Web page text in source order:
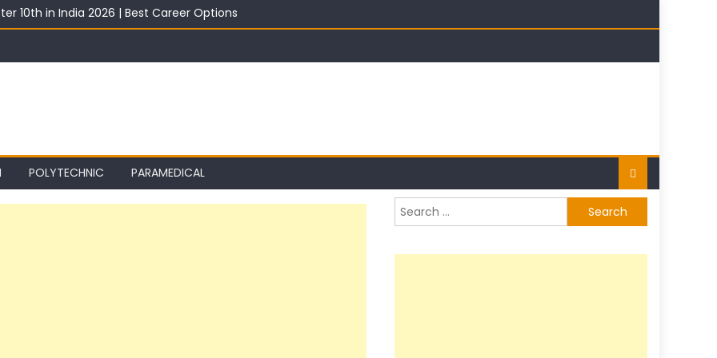
10th in India 2026 | Best Career Options
With Salary 2026 | Top Career Options
2026: Best ITI Trade, Salary & Job Scope
Wise: Expected Marks, Rank List & Merit List
POLYTECHNIC PARAMEDICAL
Search
for: